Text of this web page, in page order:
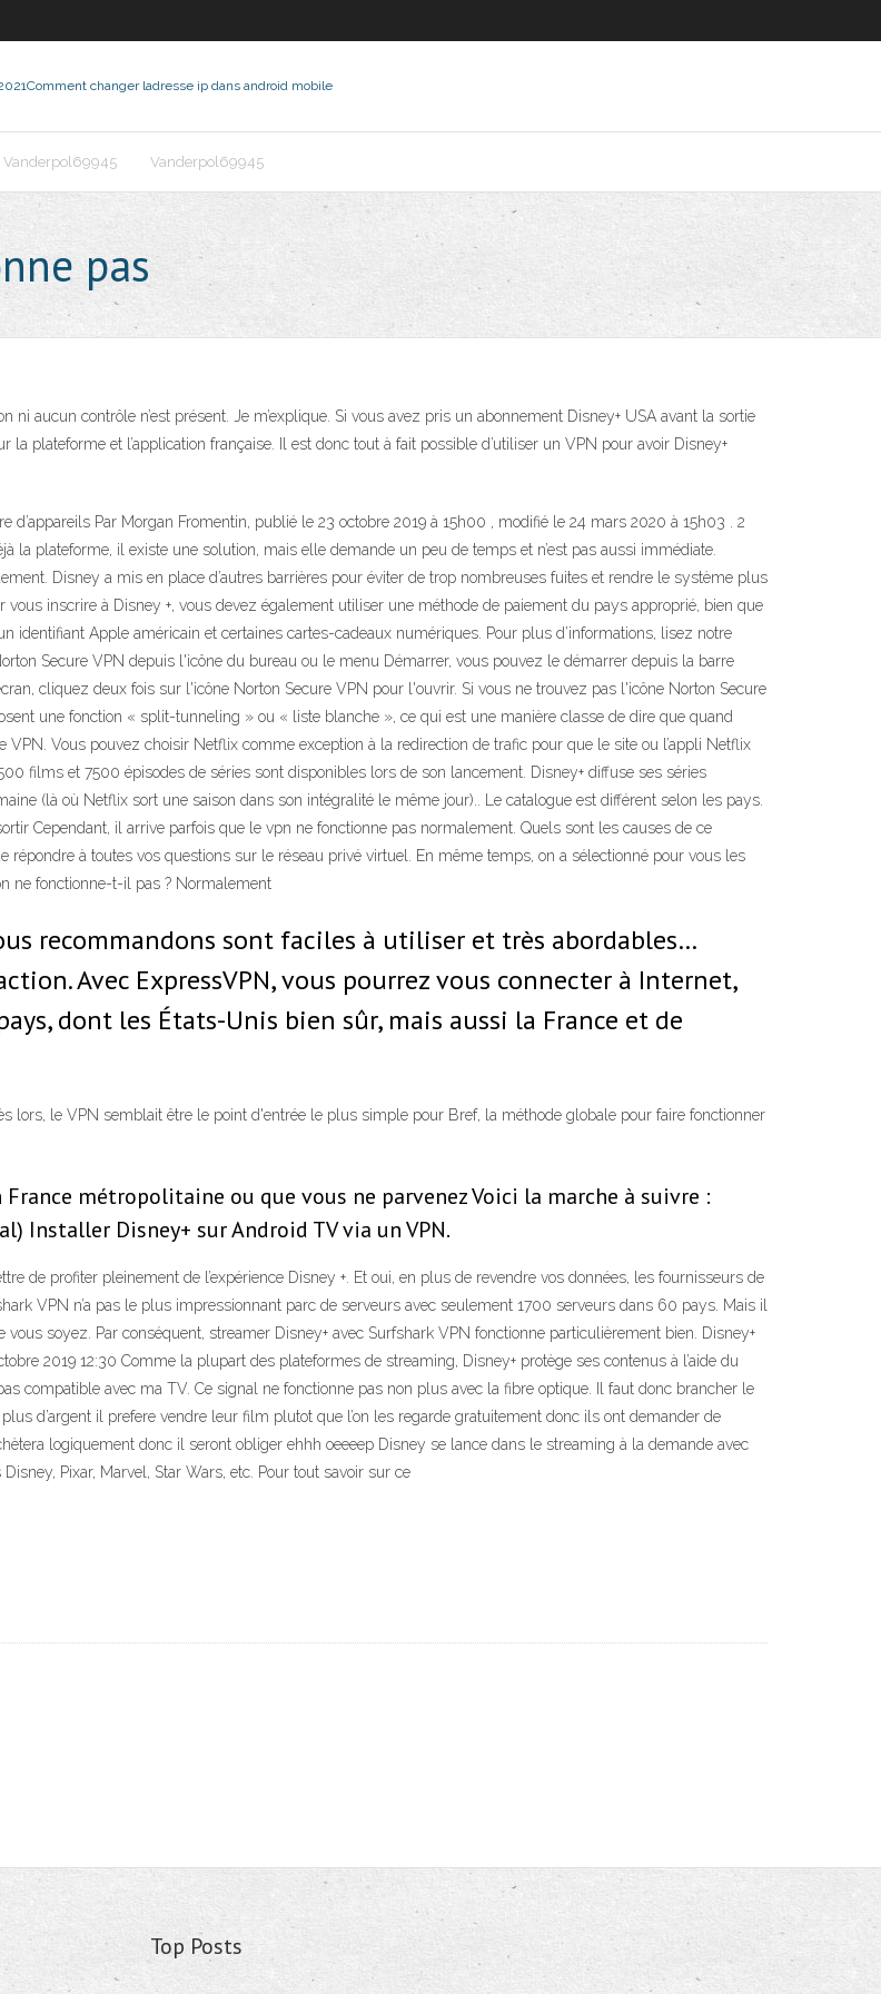
Comment changer ladresse ip dans android mobile
Vanderpol69945 Vanderpol69945
pas
aucun contrôle n’est présent. Je m’explique. Si vous avez pris un abonnement Disney+ USA avant la sortie
plateforme et l’application française. Il est donc tout à fait possible d’utiliser un VPN pour avoir Disney+
Par Morgan Fromentin, publié le 23 octobre 2019 à 15h00 , modifié le 24 mars 2020 à 15h03 . 2
la plateforme, il existe une solution, mais elle demande un peu de temps et n’est pas aussi immédiate.
Disney a mis en place d’autres barrières pour éviter de trop nombreuses fuites et rendre le système plus
inscrire à Disney +, vous devez également utiliser une méthode de paiement du pays approprié, bien que
identifiant Apple américain et certaines cartes-cadeaux numériques. Pour plus d’informations, lisez notre
Secure VPN depuis l'icône du bureau ou le menu Démarrer, vous pouvez le démarrer depuis la barre
cliquez deux fois sur l'icône Norton Secure VPN pour l'ouvrir. Si vous ne trouvez pas l'icône Norton Secure
une fonction « split-tunneling » ou « liste blanche », ce qui est une manière classe de dire que quand
Vous pouvez choisir Netflix comme exception à la redirection de trafic pour que le site ou l’appli Netflix
films et 7500 épisodes de séries sont disponibles lors de son lancement. Disney+ diffuse ses séries
(là où Netflix sort une saison dans son intégralité le même jour).. Le catalogue est différent selon les pays.
Cependant, il arrive parfois que le vpn ne fonctionne pas normalement. Quels sont les causes de ce
à toutes vos questions sur le réseau privé virtuel. En même temps, on a sélectionné pour vous les
ne fonctionne-t-il pas ? Normalement
recommandons sont faciles à utiliser et très abordables…
Avec ExpressVPN, vous pourrez vous connecter à Internet,
dont les États-Unis bien sûr, mais aussi la France et de
lors, le VPN semblait être le point d'entrée le plus simple pour Bref, la méthode globale pour faire fonctionner
métropolitaine ou que vous ne parvenez Voici la marche à suivre :
Installer Disney+ sur Android TV via un VPN.
de profiter pleinement de l’expérience Disney +. Et oui, en plus de revendre vos données, les fournisseurs de
VPN n’a pas le plus impressionnant parc de serveurs avec seulement 1700 serveurs dans 60 pays. Mais il
soyez. Par conséquent, streamer Disney+ avec Surfshark VPN fonctionne particulièrement bien. Disney+
2019 12:30 Comme la plupart des plateformes de streaming, Disney+ protège ses contenus à l’aide du
compatible avec ma TV. Ce signal ne fonctionne pas non plus avec la fibre optique. Il faut donc brancher le
d’argent il prefere vendre leur film plutot que l’on les regarde gratuitement donc ils ont demander de
logiquement donc il seront obliger ehhh oeeeep Disney se lance dans le streaming à la demande avec
Pixar, Marvel, Star Wars, etc. Pour tout savoir sur ce
Top Posts